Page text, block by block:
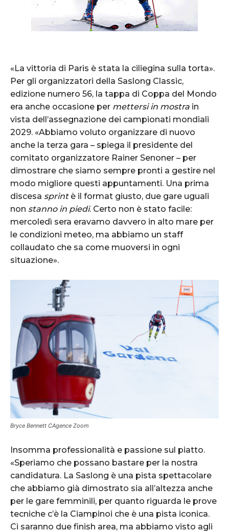
«La vittoria di Paris è stata la ciliegina sulla torta».
Per gli organizzatori della Saslong Classic,
edizione numero 56, la tappa di Coppa del Mondo
era anche occasione per mettersi in mostra in
vista dell’assegnazione dei campionati mondiali
2029. «Abbiamo voluto organizzare di nuovo
anche la terza gara – spiega il presidente del
comitato organizzatore Rainer Senoner – per
dimostrare che siamo sempre pronti a gestire nel
modo migliore questi appuntamenti. Una prima
discesa sprintè il format giusto, due gare uguali
non stanno in piedi. Certo non è stato facile:
mercoledì sera eravamo davvero in alto mare per
le condizioni meteo, ma abbiamo un staff
collaudato che sa come muoversi in ogni
situazione».
Bryce Bennett CAgence Zoom
Insomma professionalità e passione sul piatto.
«Speriamo che possano bastare per la nostra
candidatura. La Saslong è una pista spettacolare
che abbiamo già dimostrato sia all’altezza anche
per le gare femminili, per quanto riguarda le prove
tecniche c’è la Ciampinoi che è una pista iconica.
Ci saranno due finish area, ma abbiamo visto agli